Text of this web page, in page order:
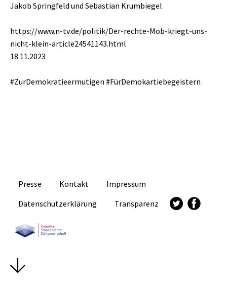
Jakob Springfeld und Sebastian Krumbiegel
https://www.n-tv.de/politik/Der-rechte-Mob-kriegt-uns-
nicht-klein-article24541143.html
18.11.2023
#ZurDemokratieermutigen #FürDemokartiebegeistern
Presse Kontakt
Impressum
Datenschutzerklärung
Transparenz